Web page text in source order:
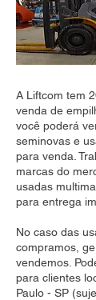
A Liftcom tem
venda de
você poderá
seminovas e
para venda.
marcas do
usadas
para entrega
No caso das
compramos,
vendemos.
para clientes
Paulo - SP